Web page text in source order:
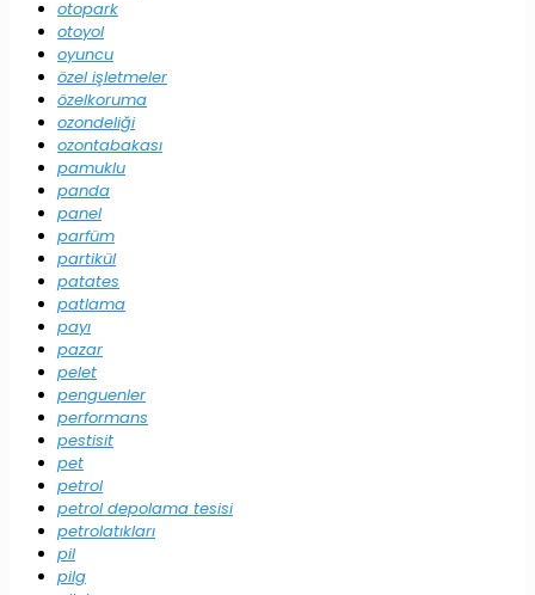
otopark
otoyol
oyuncu
özel işletmeler
özelkoruma
ozondeliği
ozontabakası
pamuklu
panda
panel
parfüm
partikül
patates
patlama
payı
pazar
pelet
penguenler
performans
pestisit
pet
petrol
petrol depolama tesisi
petrolatıkları
pil
pilg